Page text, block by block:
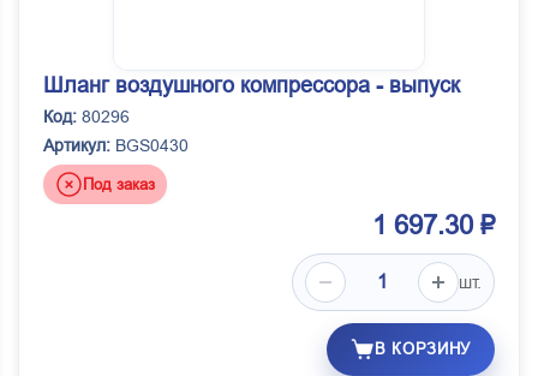
Шланг воздушного компрессора - выпуск
Код: 80296
Артикул: BGS0430
Под заказ
1 697.30 ₽
шт.
В КОРЗИНУ